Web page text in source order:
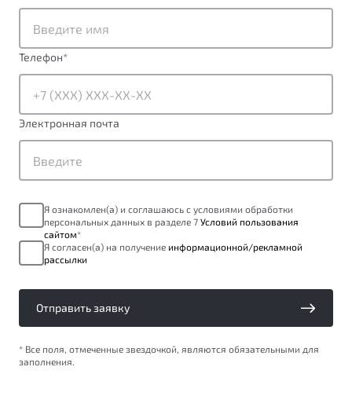
от 1 699 990 ₽*
Обзор В наличии
X70
Универсальный кроссовер
Обзор В наличии
Подробно
Автомобили в наличии
Тест-драйв
Спецпредложения
Будьте еще более уверены на дорогах с программой
Преимущества программы
Запись на сервис
Калькулятор ТО
Клиентская поддержка
Телефон*
Электронная почта
Я ознакомлен(а) и соглашаюсь с условиями обработки
персональных данных в разделе 7 Условий пользования
сайтом*
Я согласен(а) на получение информационной/рекламной
рассылки
Отправить заявку
* Все поля, отмеченные звездочкой, являются обязательными для
заполнения.